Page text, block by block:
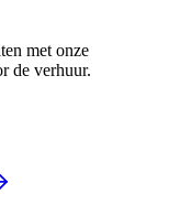
met onze
de verhuur.